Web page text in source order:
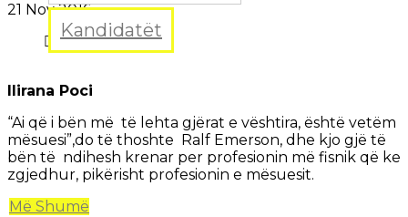
Kandidatët
21 Nov2016
COMMENTS
Ilirana Poci
“Ai që i bën më të lehta gjërat e vështira, është vetëm
mësuesi”,do të thoshte Ralf Emerson, dhe kjo gjë të
bën të ndihesh krenar per profesionin më fisnik që ke
zgjedhur, pikërisht profesionin e mësuesit.
Më Shumë